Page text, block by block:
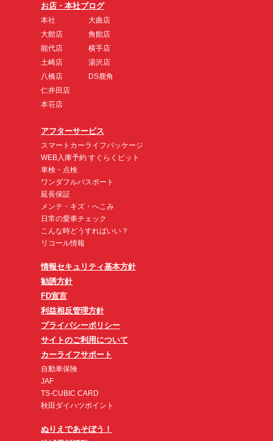
お店・本社ブログ
本社
大館店
能代店
土崎店
八橋店
仁井田店
本荘店
大曲店
角館店
横手店
湯沢店
DS鹿角
アフターサービス
スマートカーライフパッケージ
WEB入庫予約 すぐらくピット
車検・点検
ワンダフルパスポート
延長保証
メンテ・キズ・へこみ
日常の愛車チェック
こんな時どうすればいい？
リコール情報
情報セキュリティ基本方針
勧誘方針
FD宣言
利益相反管理方針
プライバシーポリシー
サイトのご利用について
カーライフサポート
自動車保険
JAF
TS-CUBIC CARD
秋田ダイハツポイント
ぬりえであそぼう！